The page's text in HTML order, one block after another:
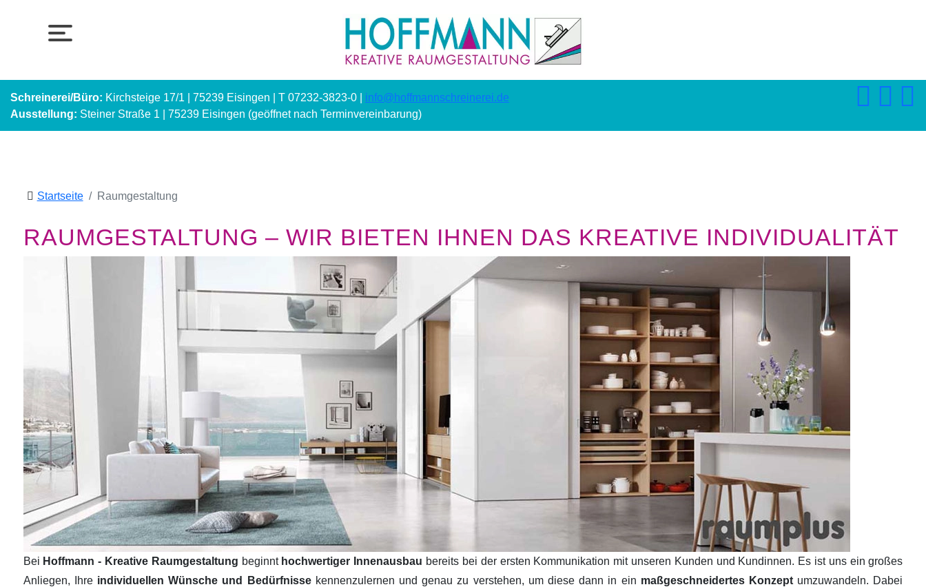
Schreinerei/Büro: Kirchsteige 17/1 | 75239 Eisingen | T 07232-3823-0 | info@hoffmannschreinerei.de
Ausstellung: Steiner Straße 1 | 75239 Eisingen (geöffnet nach Terminvereinbarung)
Startseite Raumgestaltung
RAUMGESTALTUNG – WIR BIETEN IHNEN DAS KREATIVE INDIVIDUALITÄT
Bei Hoffmann - Kreative Raumgestaltung beginnt hochwertiger Innenausbau bereits bei der ersten Kommunikation mit unseren Kunden und Kundinnen. Es ist uns ein großes
Anliegen, Ihre individuellen Wünsche und Bedürfnisse kennenzulernen und genau zu verstehen, um diese dann in ein maßgeschneidertes Konzept umzuwandeln. Dabei